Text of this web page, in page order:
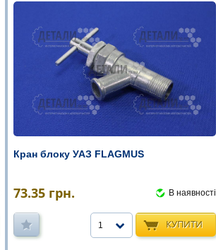
Кран блоку УАЗ FLAGMUS
73.35 грн. В наявності
КУПИТИ
1